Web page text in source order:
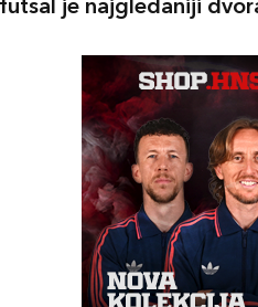
futsal je najgledaniji